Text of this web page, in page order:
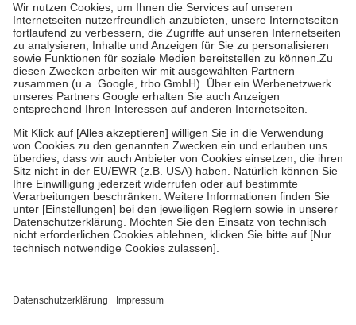
Grundsätzlich leisten Mitglieder Zuzahlungen in Höhe von zehn
Prozent des Abgabepreises,mindestensjedochfünf Euround
höchstens zehn Euro.Es sind jedoch nie mehr als die tatsächlichen
Kosten der Leistung zu entrichten.
Diese Regeln gelten grundsätzlich auch für Online-Apotheken.
Bei Heilmitteln und häuslicher Krankenpflege beträgt die
Zuzahlung zehn Prozent der Kosten sowie zehn Euro je
Um das Engagement der Versicherten für ihre eigene Gesundheit zu
stärken und die besondere Stellung der Familie zu unterstützen,
fallenkeine Zuzahlungen an bei:
• Kindern und Jugendlichen bis zum vollendeten 18. Lebensjahr
mit Ausnahme der Fahrkosten
• Untersuchungen zur Vorsorge und Früherkennung, die von der
GKV getragen werden
• empfohlenen Schutzimpfungen
Wir nutzen Trusted Shops als unabhängigen Dienstleister für die